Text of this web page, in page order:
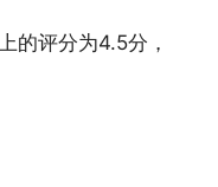
的评分为4.5分，